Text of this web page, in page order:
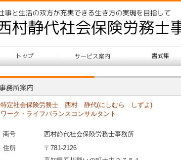
特定社会保険労務士 西村 静代(にしむら しずよ)
ワーク・ライフバランスコンサルタント
商号
西村静代社会保険労務士事務所
住所
〒781-2126